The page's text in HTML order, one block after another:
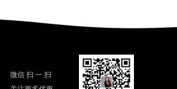
微信 扫 一 扫